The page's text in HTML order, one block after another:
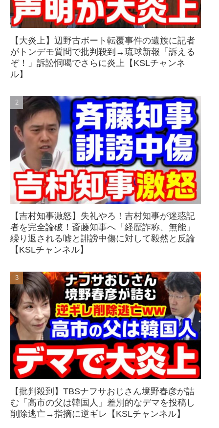
【大炎上】辺野古ボート転覆事件の遺族に記者
がトンデモ質問で批判殺到→琉球新報「訴える
ぞ！」訴訟恫喝でさらに炎上【KSLチャンネ
ル】
【吉村知事激怒】失礼やろ！吉村知事が迷惑記
者を完全論破！斎藤知事へ「経歴詐称、無能」
繰り返される嘘と誹謗中傷に対して毅然と反論
【KSLチャンネル】
【批判殺到】TBSナフサおじさん境野春彦が詰
む「高市の父は韓国人」差別的なデマを投稿し
削除逃亡→指摘に逆ギレ【KSLチャンネル】